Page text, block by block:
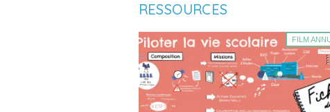
RESSOURCES
FILM